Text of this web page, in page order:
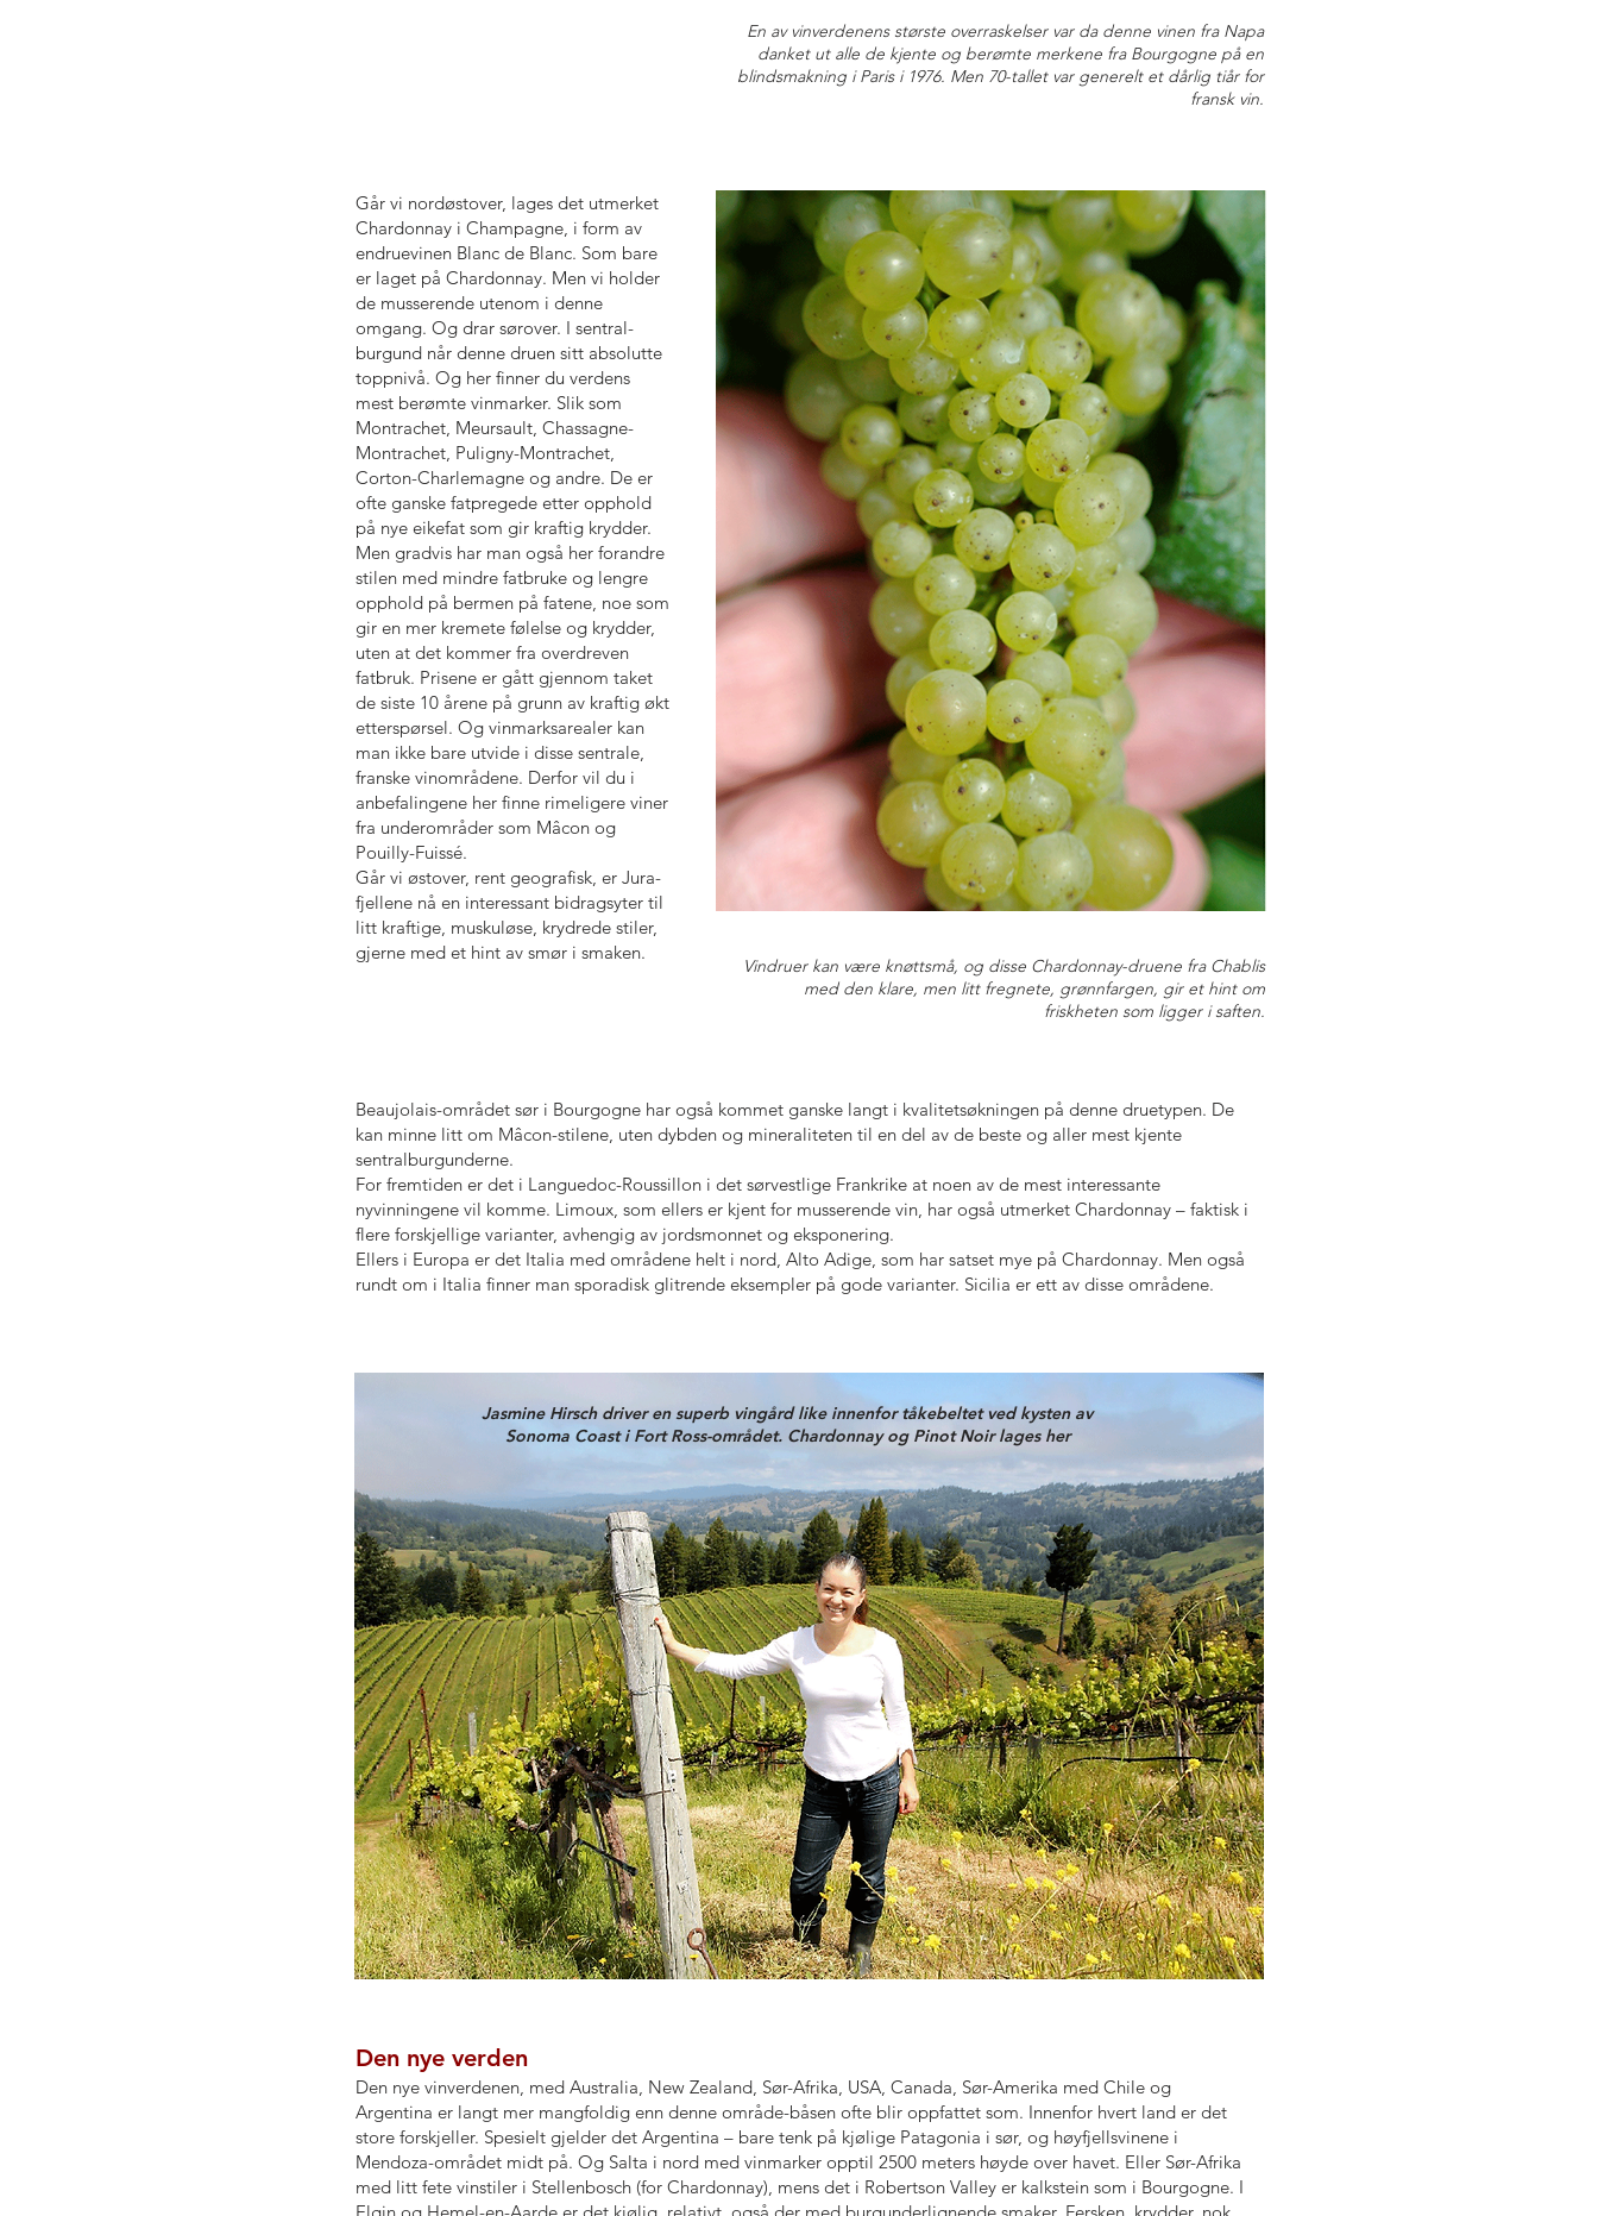
En av vinverdenens største overraskelser var da denne vinen fra Napa
danket ut alle de kjente og berømte merkene fra Bourgogne på en
blindsmakning i Paris i 1976. Men 70-tallet var generelt et dårlig tiår for
fransk vin.
Går vi nordøstover, lages det utmerket
Chardonnay i Champagne, i form av
endruevinen Blanc de Blanc. Som bare
er laget på Chardonnay. Men vi holder
de musserende utenom i denne
omgang. Og drar sørover. I sentral-
burgund når denne druen sitt absolutte
toppnivå. Og her finner du verdens
mest berømte vinmarker. Slik som
Montrachet, Meursault, Chassagne-
Montrachet, Puligny-Montrachet,
Corton-Charlemagne og andre. De er
ofte ganske fatpregede etter opphold
på nye eikefat som gir kraftig krydder.
Men gradvis har man også her forandre
stilen med mindre fatbruke og lengre
opphold på bermen på fatene, noe som
gir en mer kremete følelse og krydder,
uten at det kommer fra overdreven
fatbruk. Prisene er gått gjennom taket
de siste 10 årene på grunn av kraftig økt
etterspørsel. Og vinmarksarealer kan
man ikke bare utvide i disse sentrale,
franske vinområdene. Derfor vil du i
anbefalingene her finne rimeligere viner
fra underområder som Mâcon og
Pouilly-Fuissé.
Går vi østover, rent geografisk, er Jura-
fjellene nå en interessant bidragsyter til
litt kraftige, muskuløse, krydrede stiler,
gjerne med et hint av smør i smaken.
Vindruer kan være knøttsmå, og disse Chardonnay-druene fra Chablis
med den klare, men litt fregnete, grønnfargen, gir et hint om
friskheten som ligger i saften.
Beaujolais-området sør i Bourgogne har også kommet ganske langt i kvalitetsøkningen på denne druetypen. De
kan minne litt om Mâcon-stilene, uten dybden og mineraliteten til en del av de beste og aller mest kjente
sentralburgunderne.
For fremtiden er det i Languedoc-Roussillon i det sørvestlige Frankrike at noen av de mest interessante
nyvinningene vil komme. Limoux, som ellers er kjent for musserende vin, har også utmerket Chardonnay – faktisk i
flere forskjellige varianter, avhengig av jordsmonnet og eksponering.
Ellers i Europa er det Italia med områdene helt i nord, Alto Adige, som har satset mye på Chardonnay. Men også
rundt om i Italia finner man sporadisk glitrende eksempler på gode varianter. Sicilia er ett av disse områdene.
Jasmine Hirsch driver en superb vingård like innenfor tåkebeltet ved kysten av
Sonoma Coast i Fort Ross-området. Chardonnay og Pinot Noir lages her
Den nye verden
Den nye vinverdenen, med Australia, New Zealand, Sør-Afrika, USA, Canada, Sør-Amerika med Chile og
Argentina er langt mer mangfoldig enn denne område-båsen ofte blir oppfattet som. Innenfor hvert land er det
store forskjeller. Spesielt gjelder det Argentina – bare tenk på kjølige Patagonia i sør, og høyfjellsvinene i
Mendoza-området midt på. Og Salta i nord med vinmarker opptil 2500 meters høyde over havet. Eller Sør-Afrika
med litt fete vinstiler i Stellenbosch (for Chardonnay), mens det i Robertson Valley er kalkstein som i Bourgogne. I